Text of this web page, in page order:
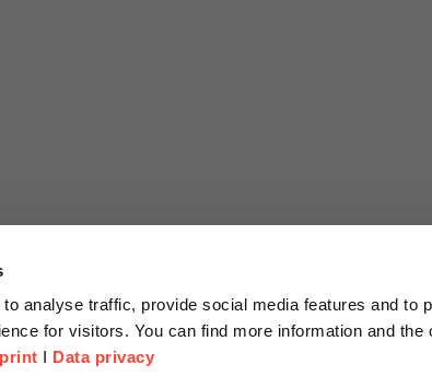
analyse traffic, provide social media features and to
for visitors. You can find more information and the
I Data privacy